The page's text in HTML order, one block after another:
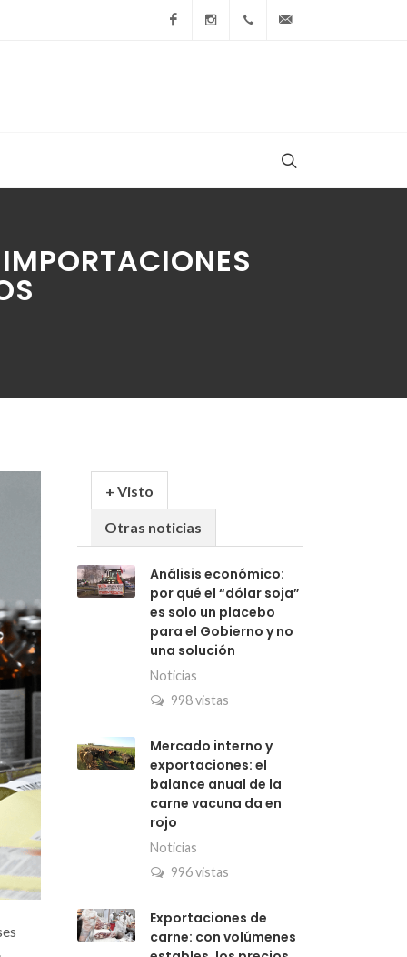
FacebookInstagram+54 9 236 465-4833
+ Visto
Otras noticias
Análisis económico:
por qué el “dólar soja”
es solo un placebo
para el Gobierno y no
una solución
Noticias
998 vistas
Mercado interno y
exportaciones: el
balance anual de la
carne vacuna da en
rojo
Noticias
996 vistas
Exportaciones de
carne: con volúmenes